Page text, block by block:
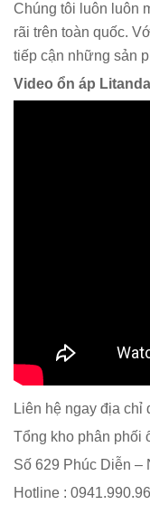
Chúng tôi luôn luôn
rãi trên toàn quốc.
tiếp cận những sản
Video ổn áp
Liên hệ ngay địa chỉ
Tổng kho phân phối
Số 629 Phúc Diễn –
Hotline :